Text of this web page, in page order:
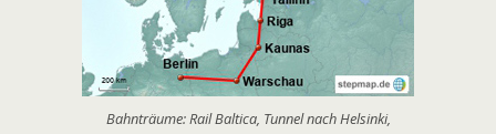
Bahnträume: Rail Baltica, Tunnel nach Helsinki,